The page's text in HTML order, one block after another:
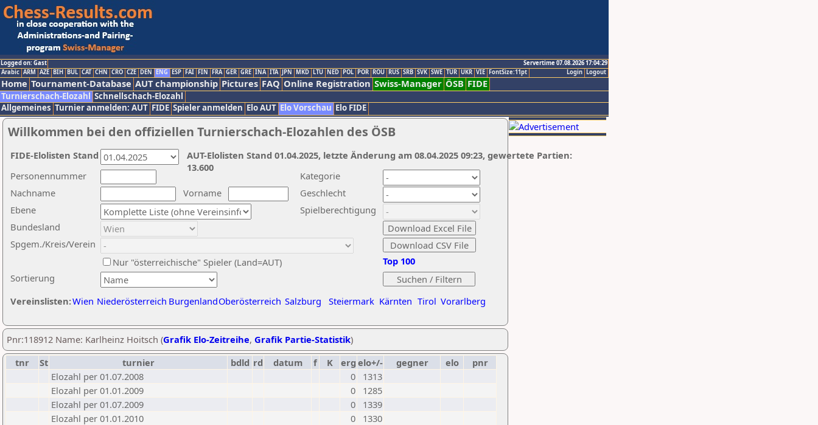
Logged on: Gast
Servertime 07.08.2026 17:04:29
Logout
Login
Arabic ARM AZE BIH BUL CAT CHN CRO CZE DEN ENG ESP FAI FIN FRA GER GRE INA ITA JPN MKD LTU NED POL POR ROU RUS SRB SVK SWE TUR UKR VIE FontSize:11pt
Home Tournament-Database AUT championship Pictures FAQ Online Registration Swiss-Manager ÖSB FIDE
Turnierschach-Elozahl Schnellschach-Elozahl
Allgemeines Turnier anmelden: AUT FIDE Spieler anmelden Elo AUT Elo Vorschau Elo FIDE
Willkommen bei den offiziellen Turnierschach-Elozahlen des ÖSB
Nachname
Vorname
Ebene
Kategorie
Sortierung
Personennummer
Bundesland
Spgem./Kreis/Verein
Geschlecht
Nur "österreichische" Spieler (Land=AUT)
Spielberechtigung
Vereinslisten:Wien Niederösterreich BurgenlandOberösterreich Salzburg Steiermark Kärnten Tirol Vorarlberg
Top 100
AUT-Elolisten Stand 01.04.2025, letzte Änderung am 08.04.2025 09:23, gewertete Partien:
13.600
FIDE-Elolisten Stand
Pnr:118912 Name: Karlheinz Hoitsch (Grafik Elo-Zeitreihe, Grafik Partie-Statistik)
tnr
St turnier bdld rd datum f K erg elo+/- gegner elo
pnr
Elozahl per 01.07.2008
0
1313
Elozahl per 01.01.2009
0
1285
Elozahl per 01.07.2009
0
1339
Elozahl per 01.01.2010
0
1330